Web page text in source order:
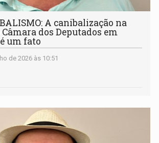
A canibalização na
dos Deputados em
um fato
de 2026 às 10:51